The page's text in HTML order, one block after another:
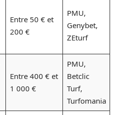
Entre 50 € et
200 €
PMU,
Genybet,
ZEturf
Entre 400 € et
1 000 €
PMU,
Betclic
Turf,
Turfomania